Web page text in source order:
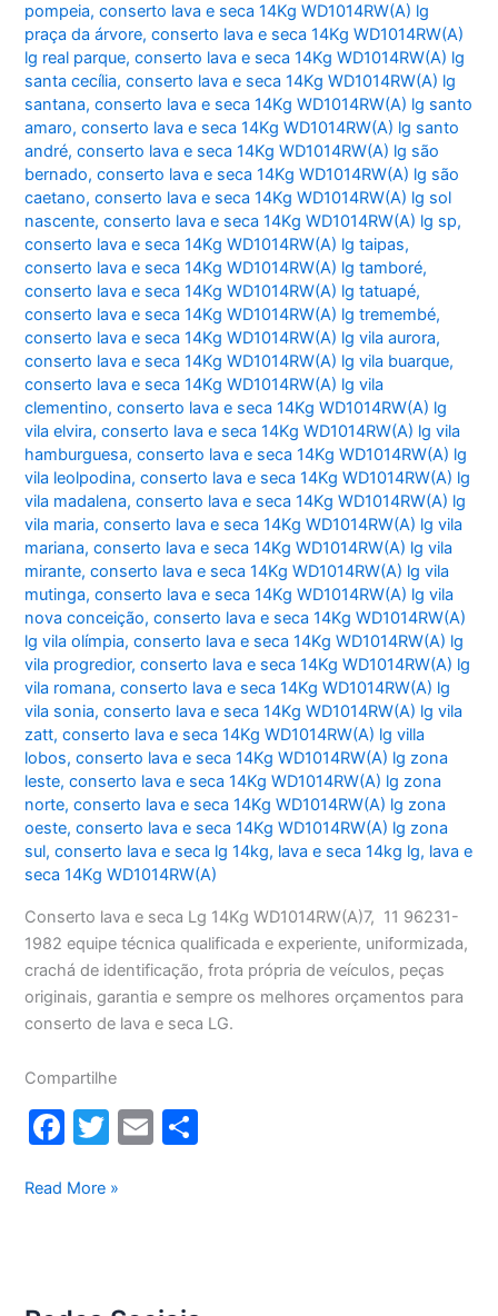
pompeia,conserto lava e seca 14Kg WD1014RW(A) lg
praça da árvore,conserto lava e seca 14Kg WD1014RW(A)
lg real parque,conserto lava e seca 14Kg WD1014RW(A) lg
santa cecília,conserto lava e seca 14Kg WD1014RW(A) lg
santana,conserto lava e seca 14Kg WD1014RW(A) lg santo
amaro,conserto lava e seca 14Kg WD1014RW(A) lg santo
andré,conserto lava e seca 14Kg WD1014RW(A) lg são
bernado,conserto lava e seca 14Kg WD1014RW(A) lg são
caetano,conserto lava e seca 14Kg WD1014RW(A) lg sol
nascente,conserto lava e seca 14Kg WD1014RW(A) lg sp,
conserto lava e seca 14Kg WD1014RW(A) lg taipas,
conserto lava e seca 14Kg WD1014RW(A) lg tamboré,
conserto lava e seca 14Kg WD1014RW(A) lg tatuapé,
conserto lava e seca 14Kg WD1014RW(A) lg tremembé,
conserto lava e seca 14Kg WD1014RW(A) lg vila aurora,
conserto lava e seca 14Kg WD1014RW(A) lg vila buarque,
conserto lava e seca 14Kg WD1014RW(A) lg vila
clementino,conserto lava e seca 14Kg WD1014RW(A) lg
vila elvira,conserto lava e seca 14Kg WD1014RW(A) lg vila
hamburguesa,conserto lava e seca 14Kg WD1014RW(A) lg
vila leolpodina,conserto lava e seca 14Kg WD1014RW(A) lg
vila madalena,conserto lava e seca 14Kg WD1014RW(A) lg
vila maria,conserto lava e seca 14Kg WD1014RW(A) lg vila
mariana,conserto lava e seca 14Kg WD1014RW(A) lg vila
mirante,conserto lava e seca 14Kg WD1014RW(A) lg vila
mutinga,conserto lava e seca 14Kg WD1014RW(A) lg vila
nova conceição,conserto lava e seca 14Kg WD1014RW(A)
lg vila olímpia,conserto lava e seca 14Kg WD1014RW(A) lg
vila progredior,conserto lava e seca 14Kg WD1014RW(A) lg
vila romana,conserto lava e seca 14Kg WD1014RW(A) lg
vila sonia,conserto lava e seca 14Kg WD1014RW(A) lg vila
zatt,conserto lava e seca 14Kg WD1014RW(A) lg villa
lobos,conserto lava e seca 14Kg WD1014RW(A) lg zona
leste,conserto lava e seca 14Kg WD1014RW(A) lg zona
norte,conserto lava e seca 14Kg WD1014RW(A) lg zona
oeste,conserto lava e seca 14Kg WD1014RW(A) lg zona
sul,conserto lava e seca lg 14kg, lava e seca 14kg lg, lava e
seca 14Kg WD1014RW(A)
Conserto lava e seca Lg 14Kg WD1014RW(A)7, 11 96231-
1982 equipe técnica qualificada e experiente, uniformizada,
crachá de identificação, frota própria de veículos, peças
originais, garantia e sempre os melhores orçamentos para
conserto de lava e seca LG.
Compartilhe
F
c
o
T
itt
E
Conserto
Read More »